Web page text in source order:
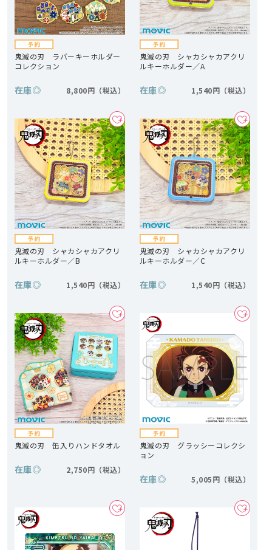
鬼滅の刃 ラバーキーホルダー
コレクション
在庫◎ 8,800円
鬼滅の刃 シャカシャカアクリ
ルキーホルダー／A
在庫◎ 1,540円
鬼滅の刃 シャカシャカアクリ
ルキーホルダー／B
在庫◎ 1,540円
鬼滅の刃 シャカシャカアクリ
ルキーホルダー／C
在庫◎ 1,540円
鬼滅の刃 缶入りハンドタオル
在庫◎ 2,750円
鬼滅の刃 グラッシーコレクシ
ョン
在庫◎ 5,005円